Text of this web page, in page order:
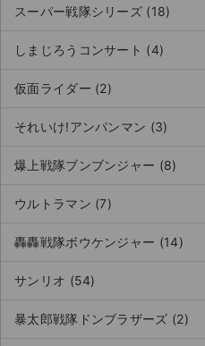
サイト情報
チケットジャム運営会社
チケットジャム利用規約
プライバシーポリシー
スーパー戦隊シリーズ (18)
しまじろうコンサート (4)
仮面ライダー (2)
それいけ!アンパンマン (3)
爆上戦隊ブンブンジャー (8)
ウルトラマン (7)
轟轟戦隊ボウケンジャー (14)
サンリオ (54)
暴太郎戦隊ドンブラザーズ (2)